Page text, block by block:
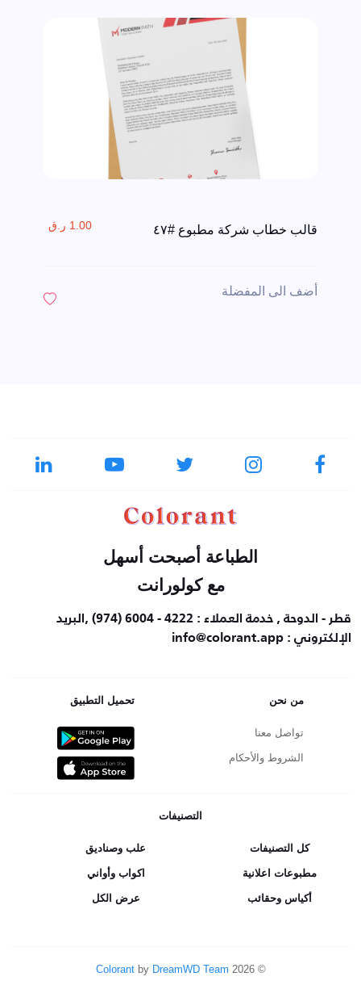
قالب خطاب شركة مطبوع #٤٧ 1.00 ر.ق
أضف الى المفضلة
الطباعة أصبحت أسهل
مع كولورانت
قطر - الدوحة , خدمة العملاء : 4222 - 6004 (974) ,البريد
الإلكتروني : info@colorant.app
من نحن
تواصل معنا
الشروط والأحكام
تحميل التطبيق
التصنيفات
كل التصنيفات علب وصناديق
مطبوعات اعلانية اكواب وأواني
أكياس وحقائب عرض الكل
©
2026
Colorantby DreamWD Team